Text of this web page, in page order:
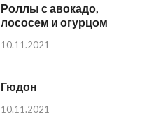
Роллы с авокадо,
лососем и огурцом
10.11.2021
Гюдон
10.11.2021